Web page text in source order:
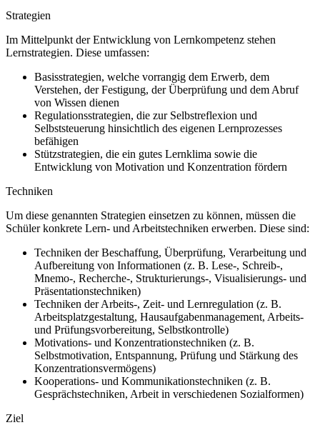
Strategien
Im Mittelpunkt der Entwicklung von Lernkompetenz stehen
Lernstrategien. Diese umfassen:
Basisstrategien, welche vorrangig dem Erwerb, dem
Verstehen, der Festigung, der Überprüfung und dem Abruf
von Wissen dienen
Regulationsstrategien, die zur Selbstreflexion und
Selbststeuerung hinsichtlich des eigenen Lernprozesses
befähigen
Stützstrategien, die ein gutes Lernklima sowie die
Entwicklung von Motivation und Konzentration fördern
Techniken
Um diese genannten Strategien einsetzen zu können, müssen die
Schüler konkrete Lern- und Arbeitstechniken erwerben. Diese sind:
Techniken der Beschaffung, Überprüfung, Verarbeitung und
Aufbereitung von Informationen (z. B. Lese-, Schreib-,
Mnemo-, Recherche-, Strukturierungs-, Visualisierungs- und
Präsentationstechniken)
Techniken der Arbeits-, Zeit- und Lernregulation (z. B.
Arbeitsplatzgestaltung, Hausaufgabenmanagement, Arbeits-
und Prüfungsvorbereitung, Selbstkontrolle)
Motivations- und Konzentrationstechniken (z. B.
Selbstmotivation, Entspannung, Prüfung und Stärkung des
Konzentrationsvermögens)
Kooperations- und Kommunikationstechniken (z. B.
Gesprächstechniken, Arbeit in verschiedenen Sozialformen)
Ziel